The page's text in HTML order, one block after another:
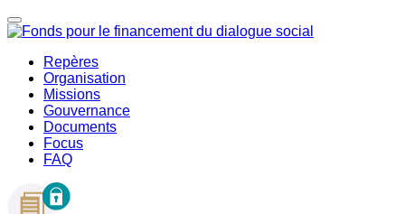
Repères
Organisation
Missions
Gouvernance
Documents
Focus
FAQ